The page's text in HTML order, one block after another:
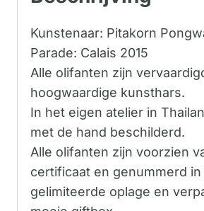
Kunstenaar: Pitakorn
Parade: Calais 2015
Alle olifanten zijn
hoogwaardige kunsthars.
In het eigen atelier in
met de hand beschilderd.
Alle olifanten zijn voorzien
certificaat en genummerd in
gelimiteerde oplage en